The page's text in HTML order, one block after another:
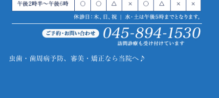
虫歯・歯周病予防、審美・矯正なら当院へ♪